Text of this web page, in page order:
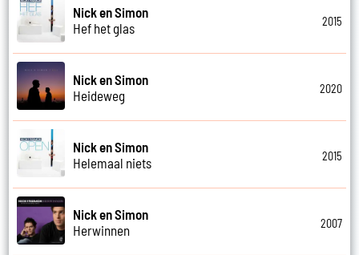
Nick en Simon
Hef het glas
2015
Nick en Simon
Heideweg
2020
Nick en Simon
Helemaal niets
2015
Nick en Simon
Herwinnen
2007